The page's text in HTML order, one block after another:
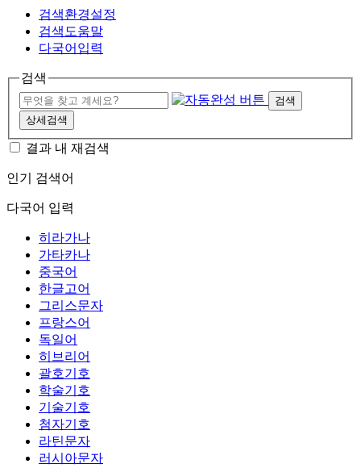
검색환경설정
검색도움말
다국어입력
검색
검색
상세검색
결과 내 재검색
인기 검색어
다국어 입력
히라가나
가타카나
중국어
한글고어
그리스문자
프랑스어
독일어
히브리어
괄호기호
학술기호
기술기호
첨자기호
라틴문자
러시아문자